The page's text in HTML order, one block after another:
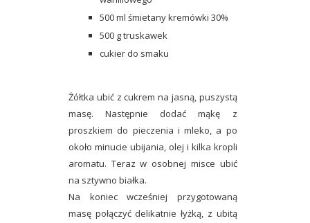
500 ml śmietany kremówki 30%
500 g truskawek
cukier do smaku
Żółtka ubić z cukrem na jasną, puszystą
masę. Następnie dodać mąkę z
proszkiem do pieczenia i mleko, a po
około minucie ubijania, olej i kilka kropli
aromatu. Teraz w osobnej misce ubić
na sztywno białka.
Na koniec wcześniej przygotowaną
masę połączyć delikatnie łyżką, z ubitą